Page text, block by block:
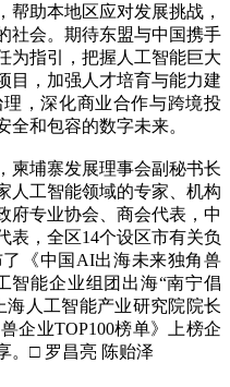
助本地区应对发展挑战，
社会。期待东盟与中国携手
为指引，把握人工智能巨大
目，加强人才培育与能力建
，深化商业合作与跨境投
和包容的数字未来。
埔寨发展理事会副秘书长
人工智能领域的专家、机构
府专业协会、商会代表，中
表，全区14个设区市有关负
《中国AI出海未来独角兽
智能企业组团出海“南宁倡
人工智能产业研究院院长
企业TOP100榜单》上榜企
。□ 罗昌亮 陈贻泽